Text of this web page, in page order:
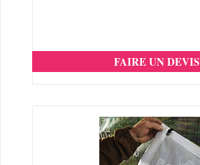
FAIRE UN DEVIS